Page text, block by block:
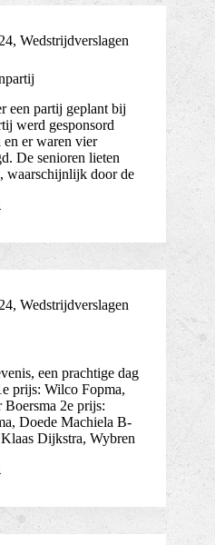
, Wedstrijdverslagen
een partij geplant bij
werd gesponsord
er waren vier
De senioren lieten
waarschijnlijk door de
, Wedstrijdverslagen
een prachtige dag
prijs: Wilco Fopma,
Boersma 2e prijs:
Doede Machiela B-
Dijkstra, Wybren